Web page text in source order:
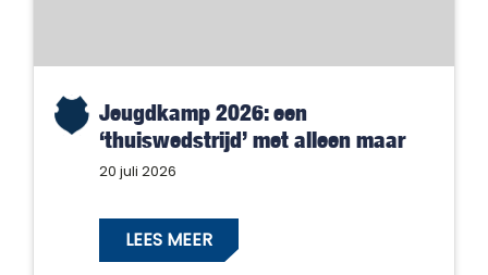
Jeugdkamp 2026: een
‘thuiswedstrijd’ met alleen maar
winnaars!
20 juli 2026
LEES MEER